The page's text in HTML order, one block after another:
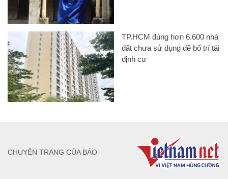
TP.HCM dùng hơn 6.600 nhà
đất chưa sử dụng để bố trí tái
định cư
CHUYÊN TRANG CỦA BÁO